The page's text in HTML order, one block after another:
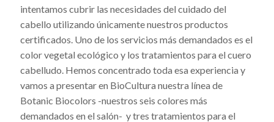
intentamos cubrir las necesidades del cuidado del
cabello utilizando únicamente nuestros productos
certificados. Uno de los servicios más demandados es el
color vegetal ecológico y los tratamientos para el cuero
cabelludo. Hemos concentrado toda esa experiencia y
vamos a presentar en BioCultura nuestra línea de
Botanic Biocolors -nuestros seis colores más
demandados en el salón- y tres tratamientos para el